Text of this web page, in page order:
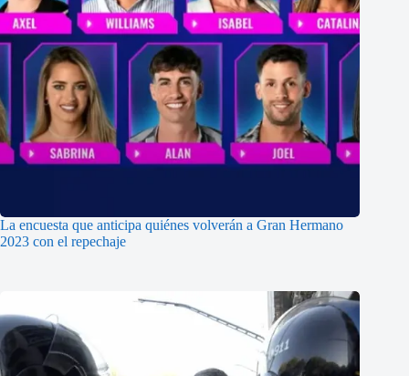
La encuesta que anticipa quiénes volverán a Gran Hermano
2023 con el repechaje